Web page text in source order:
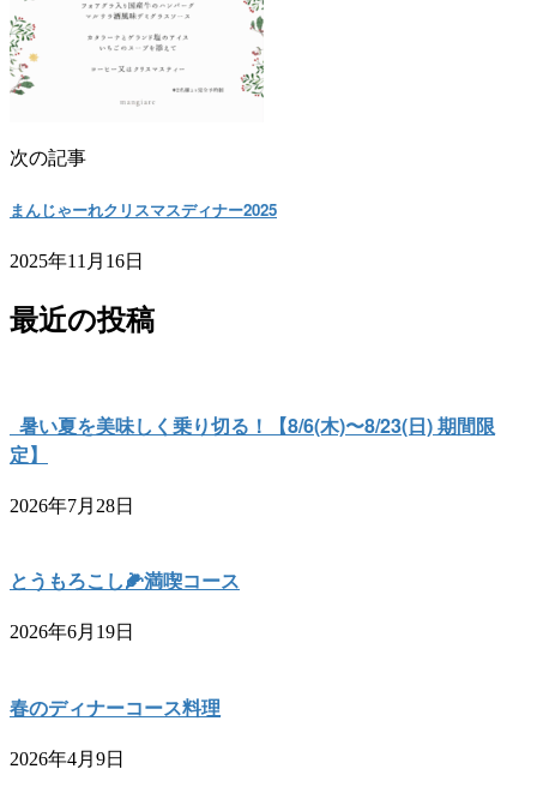
次の記事
まんじゃーれクリスマスディナー2025
2025年11月16日
最近の投稿
暑い夏を美味しく乗り切る！【8/6(木)〜8/23(日) 期間限
定】
2026年7月28日
とうもろこし🌽満喫コース
2026年6月19日
春のディナーコース料理
2026年4月9日